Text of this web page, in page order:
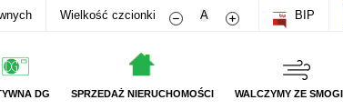
Wielkość czcionki Zmniejsz rozmiar czcionki
A Zwiększ rozmiar
BIP
DG SPRZEDAŻ NIERUCHOMOŚCI WALCZYMY ZE